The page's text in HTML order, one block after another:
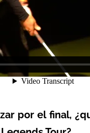
por el final,